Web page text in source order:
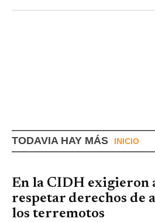
TODAVIA HAY MÁS INICIO
En la CIDH exigieron
respetar derechos de
los terremotos